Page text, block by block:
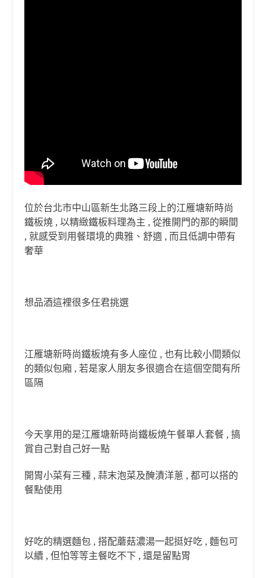
位於台北市中山區新生北路三段上的江雁塘新時尚
鐵板燒 , 以精緻鐵板料理為主 , 從推開門的那的瞬間
, 就感受到用餐環境的典雅、舒適 , 而且低調中帶有
奢華
想品酒這裡很多任君挑選
江雁塘新時尚鐵板燒有多人座位 , 也有比較小間類似
的類似包廂 , 若是家人朋友多很適合在這個空間有所
區隔
今天享用的是江雁塘新時尚鐵板燒午餐單人套餐 , 搞
賞自己對自己好一點
開胃小菜有三種 , 蒜末泡菜及醃漬洋蔥 , 都可以搭的
餐點使用
好吃的精選麵包 , 搭配蘑菇濃湯一起挺好吃 , 麵包可
以續 , 但怕等等主餐吃不下 , 還是留點胃